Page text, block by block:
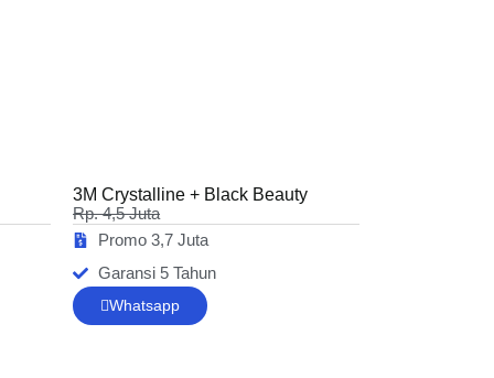
3M Crystalline + Black Beauty
Rp. 4,5 Juta
Promo 3,7 Juta
Garansi 5 Tahun
Whatsapp